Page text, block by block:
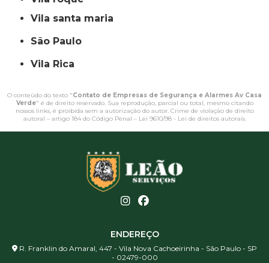
vila santa maria
São Paulo
Vila Rica
O conteúdo do texto "Contato de Empresas de Segurança e Alarmes Av Casa
Verde" é de direito reservado. Sua reprodução, parcial ou total, mesmo citando
nossos links, é proibida sem a autorização do autor. Crime de violação de direito
autoral – artigo 184 do Código Penal – Lei 9610/98 - Lei de direitos autorais.
ENDEREÇO
R. Franklin do Amaral, 447 - Vila Nova Cachoeirinha - São Paulo - SP
- 02479-000